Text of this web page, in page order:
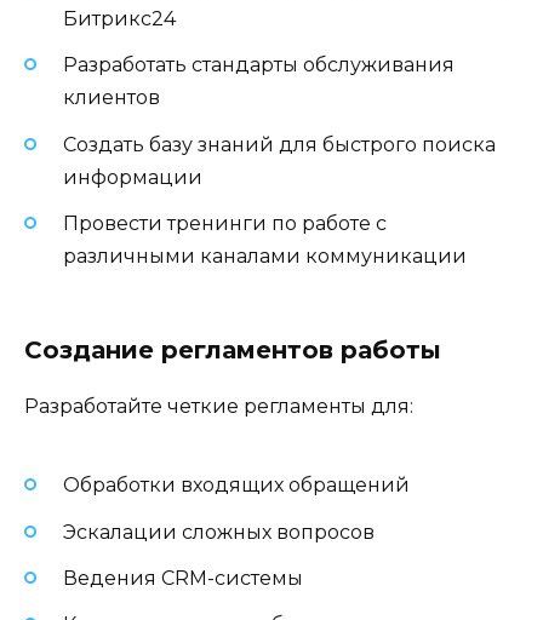
Битрикс24
Разработать стандарты обслуживания
клиентов
Создать базу знаний для быстрого поиска
информации
Провести тренинги по работе с
различными каналами коммуникации
Создание регламентов работы
Разработайте четкие регламенты для:
Обработки входящих обращений
Эскалации сложных вопросов
Ведения CRM-системы